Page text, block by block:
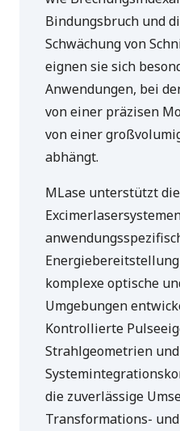
Bindungsbruch und
Schwächung von
eignen sie sich
Anwendungen, bei
von einer präzisen
von einer
abhängt.
MLase unterstützt
komplexe optische
Umgebungen
Kontrollierte
Strahlgeometrien und
die zuverlässige
Transformations-